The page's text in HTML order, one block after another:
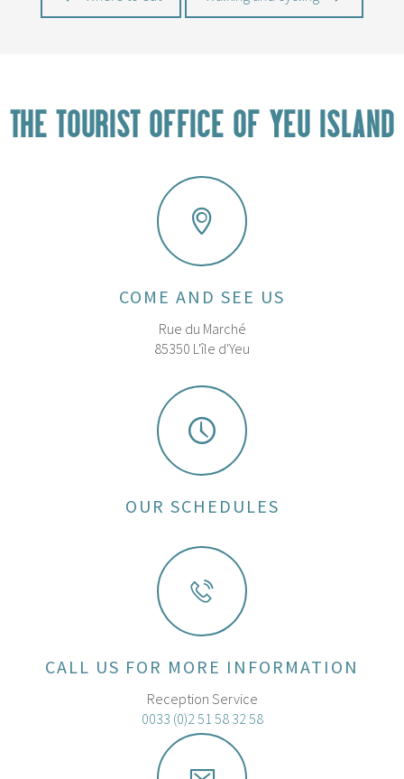
THE TOURIST OFFICE OF YEU ISLAND
COME AND SEE US
Rue du Marché
85350 L'île d'Yeu
OUR SCHEDULES
CALL US FOR MORE INFORMATION
Reception Service
0033 (0)2 51 58 32 58